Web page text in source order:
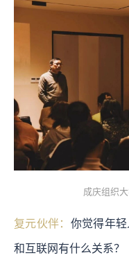
成庆组织
复元伙伴： 你觉得年轻
和互联网有什么关系？